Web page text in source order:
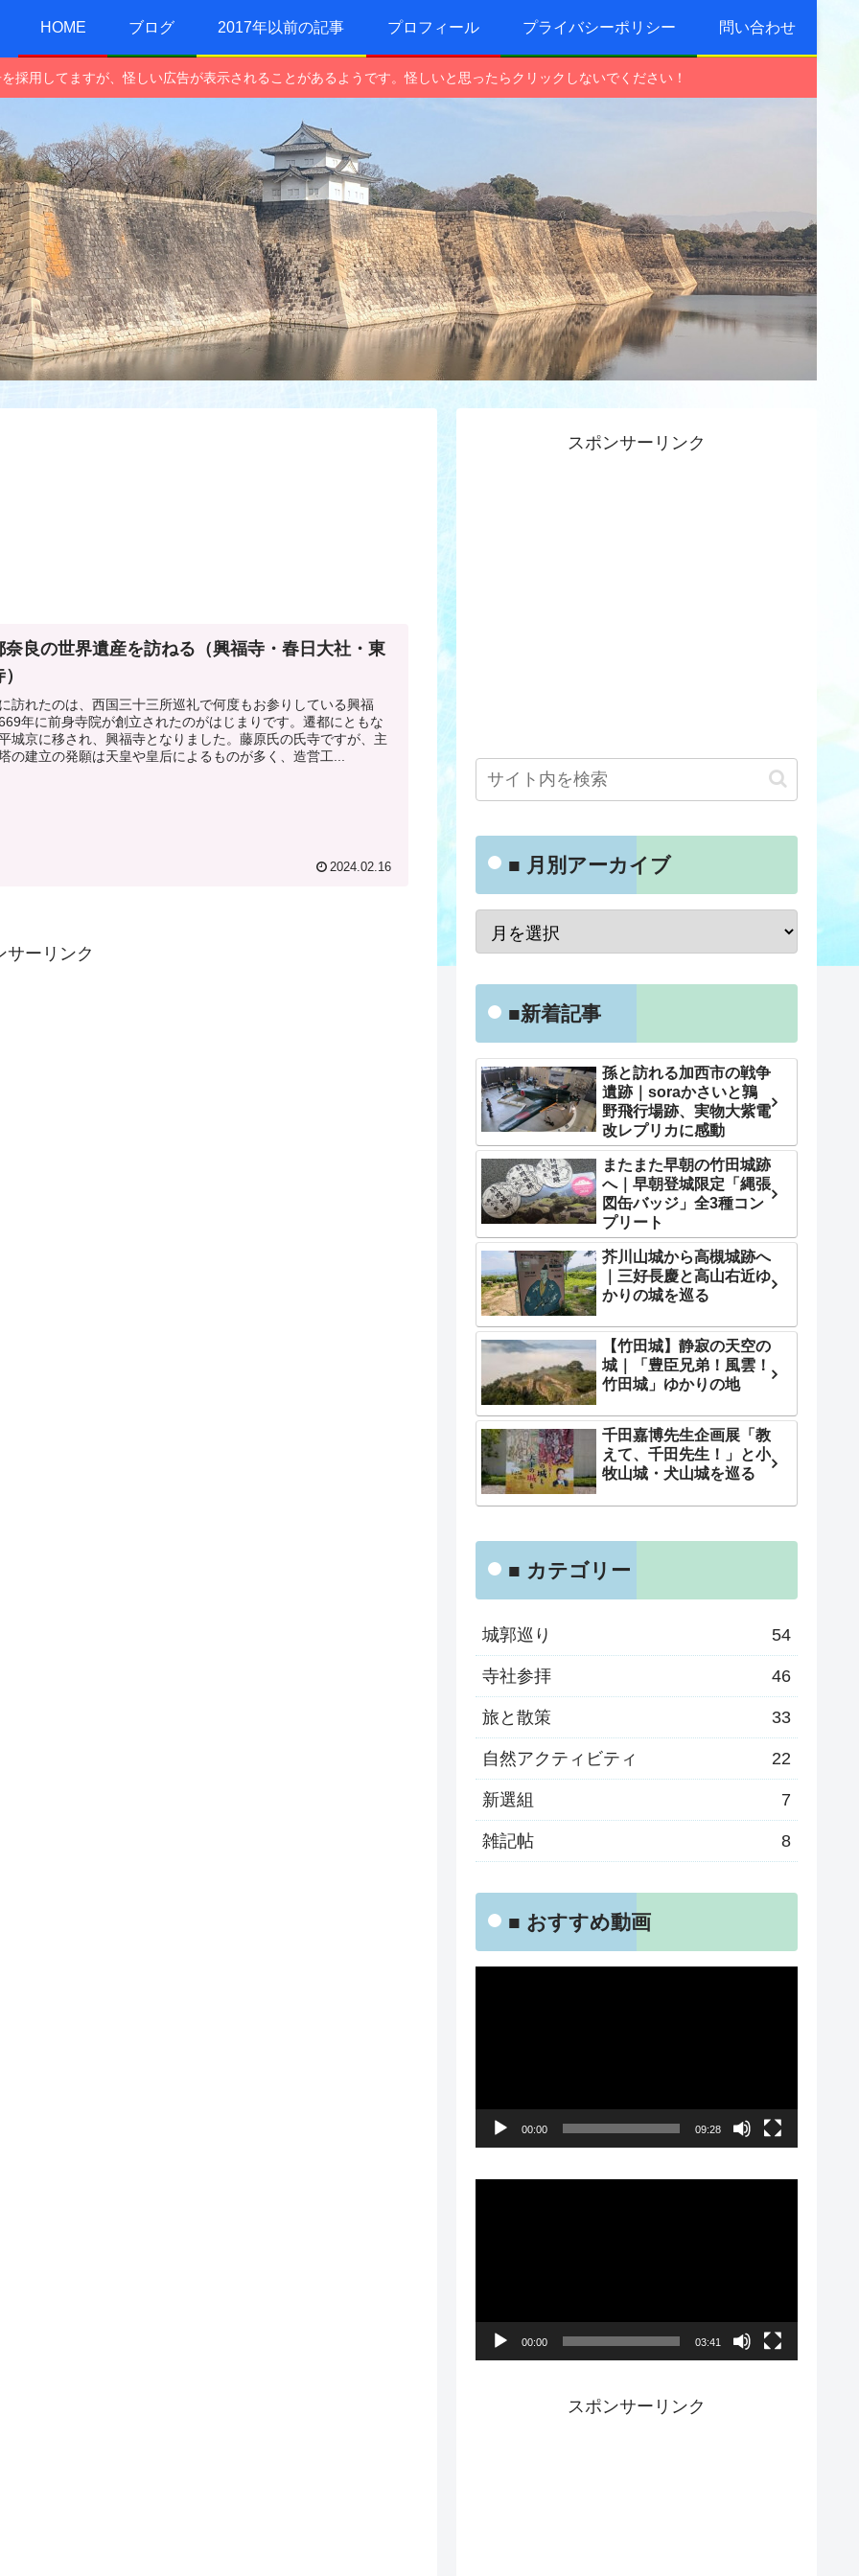
HOME ブログ 2017年以前の記事 プロフィール プライバシーポリシー 問い合わせ
採用してますが、怪しい広告が表示されることがあるようです。怪しいと思ったらクリックしないでください！
奈良の世界遺産を訪ねる（興福寺・春日大社・東
訪れたのは、西国三十三所巡礼で何度もお参りしている興福
年に前身寺院が創立されたのがはじまりです。遷都にともな
城京に移され、興福寺となりました。藤原氏の氏寺ですが、主
の建立の発願は天皇や皇后によるものが多く、造営工...
2024.02.16
サーリンク
スポンサーリンク
■ 月別アーカイブ
■新着記事
孫と訪れる加西市の戦争
遺跡｜soraかさいと鶉
野飛行場跡、実物大紫電
改レプリカに感動
またまた早朝の竹田城跡
へ｜早朝登城限定「縄張
図缶バッジ」全3種コン
プリート
芥川山城から高槻城跡へ
｜三好長慶と高山右近ゆ
かりの城を巡る
【竹田城】静寂の天空の
城｜「豊臣兄弟！風雲！
竹田城」ゆかりの地
千田嘉博先生企画展「教
えて、千田先生！」と小
牧山城・犬山城を巡る
■ カテゴリー
城郭巡り 54
寺社参拝 46
旅と散策 33
自然アクティビティ 22
新選組 7
雑記帖 8
■ おすすめ動画
00:00 09:28
00:00 03:41
スポンサーリンク